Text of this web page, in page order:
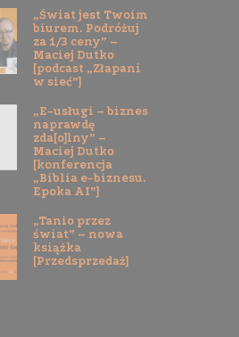
„Świat jest Twoim
biurem. Podróżuj
za 1/3 ceny” –
Maciej Dutko
[podcast „Złapani
w sieć”]
„E-usługi – biznes
naprawdę
zda[o]lny” –
Maciej Dutko
[konferencja
„Biblia e-biznesu.
Epoka AI”]
„Tanio przez
świat” – nowa
książka
[Przedsprzedaż]